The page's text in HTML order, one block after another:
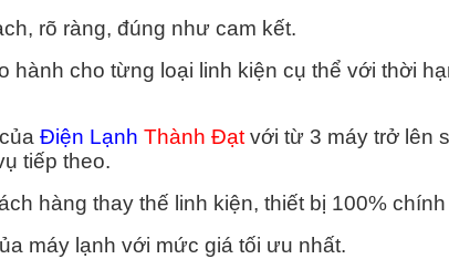
rõ ràng, đúng như cam kết.
hành cho từng loại linh kiện cụ thể với thời
Điện Lạnh Thành Đạtvới từ 3 máy trở lên
tiếp theo.
hàng thay thế linh kiện, thiết bị 100%
máy lạnh với mức giá tối ưu nhất.